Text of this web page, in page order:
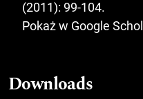
(2011): 99-104.
Pokaż w Google
Downloads